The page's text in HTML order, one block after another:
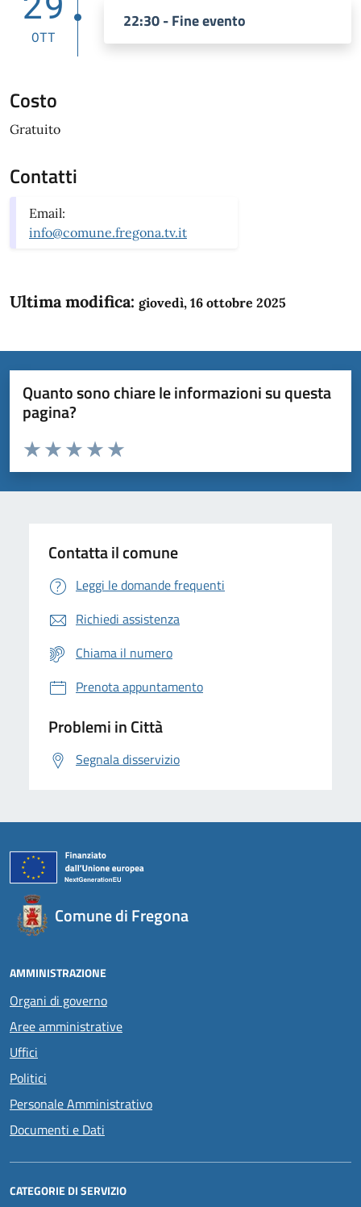
OTT
22:30 - Fine evento
Costo
Gratuito
Contatti
Email:
info@comune.fregona.tv.it
Ultima modifica: giovedì, 16 ottobre 2025
Quanto sono chiare le informazioni su questa
pagina?
Domanda
Valuta da 1 a 5 stelle la pagina
Valuta 5 stelle su 5
Valuta 4 stelle su 5
Valuta 3 stelle su 5
Valuta 2 stelle su 5
Valuta 1 stelle su 5
Contatta il comune
Leggi le domande frequenti
Richiedi assistenza
Chiama il numero
Prenota appuntamento
Problemi in Città
Segnala disservizio
Comune di Fregona
AMMINISTRAZIONE
Organi di governo
Aree amministrative
Uffici
Politici
Personale Amministrativo
Documenti e Dati
CATEGORIE DI SERVIZIO